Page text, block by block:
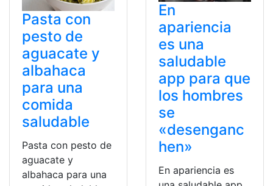
Pasta con
pesto de
aguacate y
albahaca
para una
comida
saludable
Pasta con pesto de
aguacate y
albahaca para una
En
apariencia
es una
saludable
app para que
los hombres
se
«desenganc
hen»
En apariencia es